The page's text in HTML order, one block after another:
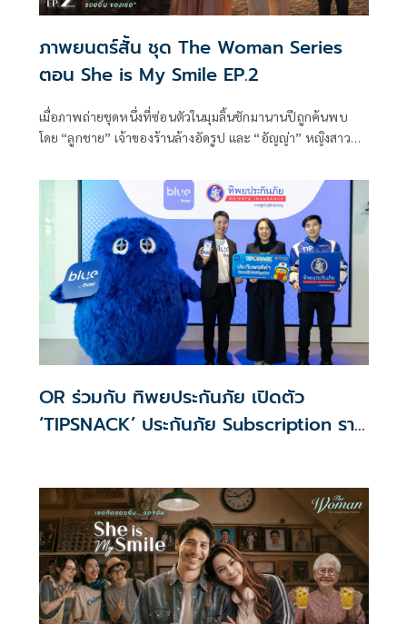
ภาพยนตร์สั้น ชุด The Woman Series
ตอน She is My Smile EP.2
เมื่อภาพถ่ายชุดหนึ่งที่ซ่อนตัวในมุมลิ้นชักมานานปีถูกค้นพบ
โดย “ลูกชาย” เจ้าของร้านล้างอัดรูป และ “อัญญ่า” หญิงสาวผู้มี
ญ่าค่อย ๆ กลายมาเป็นเพื่อนคู่คิดที่อยู่เคียงข้างชายหนุ่ม เธอ
ไม่ใช่แค่แสงสว่าง แต่เป็นทั้งกำลังใจ
OR ร่วมกับ ทิพยประกันภัย เปิดตัว
‘TIPSNACK’ ประกันภัย Subscription ราย